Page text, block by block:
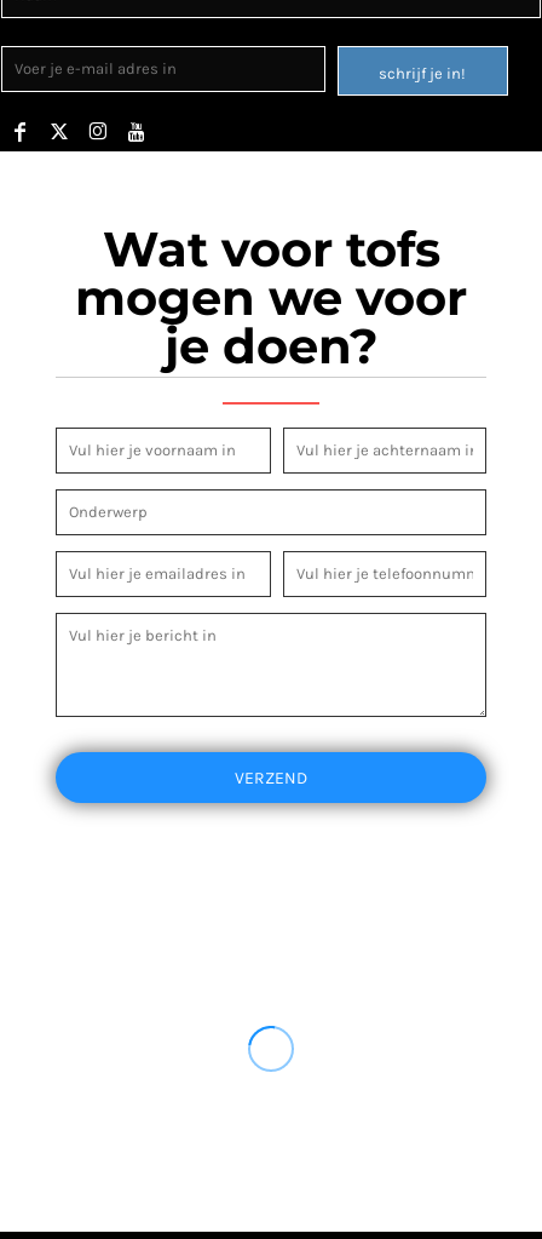
schrijf je in!
Wat voor tofs
mogen we voor
je doen?
VERZEND